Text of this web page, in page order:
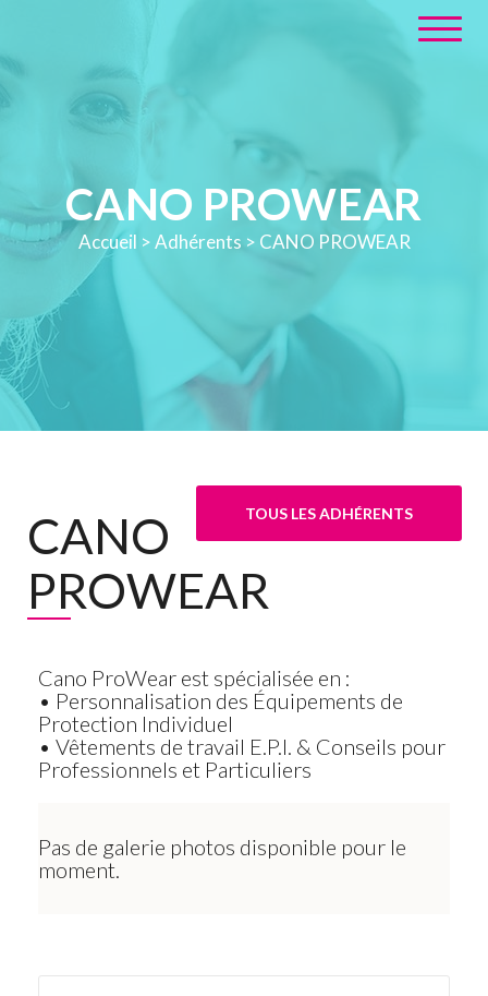
CANO PROWEAR
Accueil >Adhérents > CANO PROWEAR
TOUS LES ADHÉRENTS
CANO
PROWEAR
Cano ProWear est spécialisée en :
• Personnalisation des Équipements de
Protection Individuel
• Vêtements de travail E.P.I. & Conseils pour
Professionnels et Particuliers
Pas de galerie photos disponible pour le
moment.